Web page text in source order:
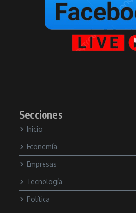
Secciones
Inicio
Economía
Empresas
Tecnología
Política